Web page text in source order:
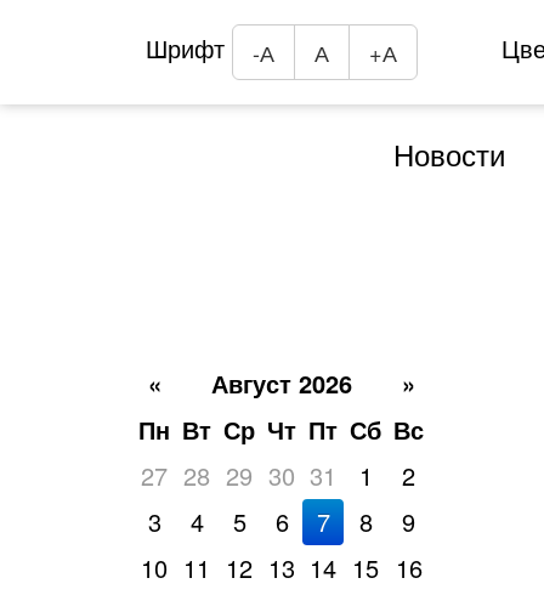
Шрифт -А А +А
Новости
« Август 2026
»
Пн Вт Ср Чт Пт Сб Вс
27 28 29 30 31 1
2
3
4 5 6 7 8
9
10 11 12 13 14 15 16